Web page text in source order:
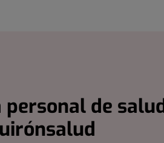
personal de